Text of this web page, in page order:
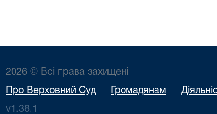
2026 © Всі права захищені
Про Верховний Суд Громадянам
v1.38.1